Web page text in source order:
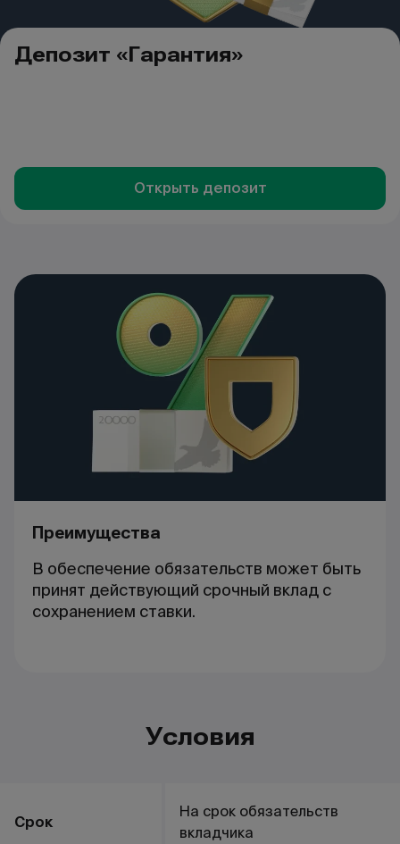
Депозит «Гарантия»
Открыть депозит
Преимущества
В обеспечение обязательств может быть
принят действующий срочный вклад с
сохранением ставки.
Условия
Срок
На срок обязательств
вкладчика